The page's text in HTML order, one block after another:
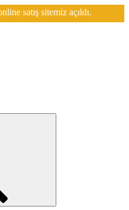
satış sitemiz açıldı.